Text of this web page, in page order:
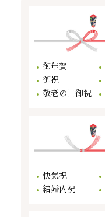
御年賀
御祝
敬老の日御祝
快気祝
結婚内祝